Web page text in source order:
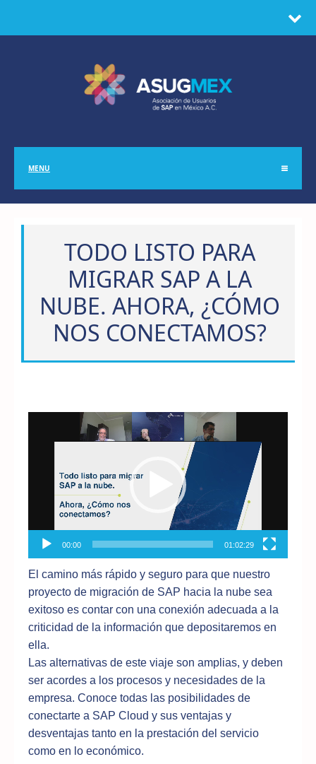
MENU
TODO LISTO PARA
MIGRAR SAP A LA
NUBE. AHORA, ¿CÓMO
NOS CONECTAMOS?
Reproductor
00:00 01:02:29
El camino más rápido y seguro para que nuestro
proyecto de migración de SAP hacia la nube sea
exitoso es contar con una conexión adecuada a la
criticidad de la información que depositaremos en
ella.
Las alternativas de este viaje son amplias, y deben
ser acordes a los procesos y necesidades de la
empresa. Conoce todas las posibilidades de
conectarte a SAP Cloud y sus ventajas y
desventajas tanto en la prestación del servicio
como en lo económico.